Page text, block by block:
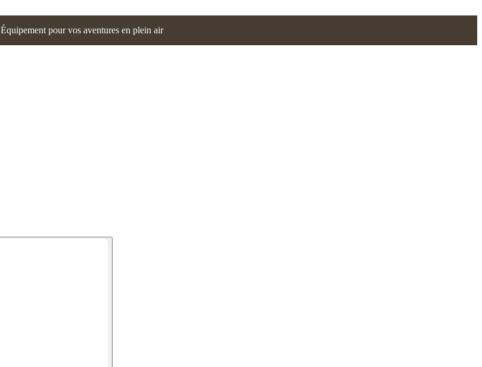
Équipement pour vos aventures en plein air